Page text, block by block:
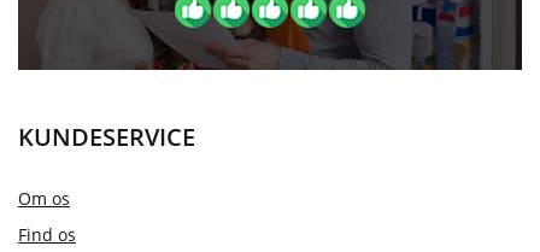
KUNDESERVICE
Om os
Find os